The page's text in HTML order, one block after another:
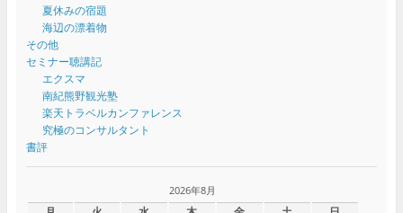
夏休みの宿題
海辺の漂着物
その他
セミナー聴講記
エクスマ
南紀熊野観光塾
楽天トラベルカンファレンス
究極のコンサルタント
書評
2026年8月